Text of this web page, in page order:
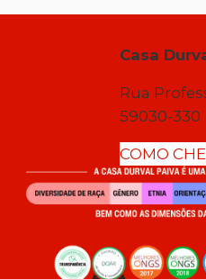
Casa
Rua
59030-330
COMO